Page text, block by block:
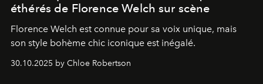
éthérés de Florence Welch sur scène
Florence Welch est connue pour sa voix unique, mais
son style bohème chic iconique est inégalé.
30.10.2025 by Chloe Robertson